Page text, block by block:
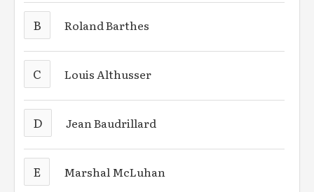
B Roland Barthes
C Louis Althusser
D Jean Baudrillard
E Marshal McLuhan